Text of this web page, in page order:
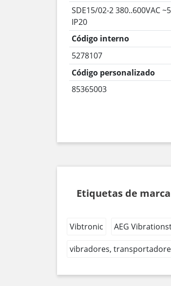
SDE15/02-2 380..600VAC
IP20
Código interno
5278107
Código personalizado
85365003
Etiquetas de marca
Vibtronic AEG
vibradores,